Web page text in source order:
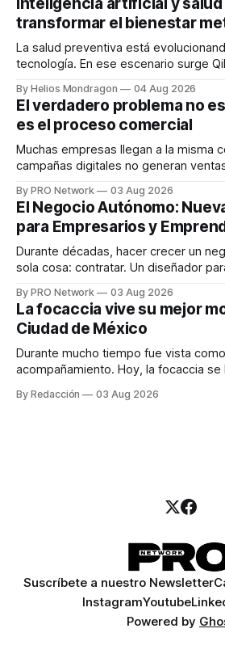
transformar el bienestar
La salud preventiva está
tecnología. En ese escenario surge
dispositivos inteligentes, inteligencia
en tiempo real para ayudar a las
decisiones sobre su salud
responder
By Helios Mondragon 04 Aug 2026
El verdadero problema no
es el proceso comercial
Muchas empresas llegan a la misma
campañas digitales no generan
INTERIUS, el problema suele estar en otro
una entrevista para el podcast SER
marketing digital explicó que
By PRO Network 03 Aug 2026
El Negocio Autónomo:
para Empresarios y
Durante décadas, hacer crecer un
sola cosa: contratar. Un diseñador
para los textos, alguien que supiera
para encontrar prospectos, un
llamadas y mensajes, y —con
By PRO Network 03 Aug 2026
La focaccia vive su mejor
Ciudad de México
Durante mucho tiempo fue vista
acompañamiento. Hoy, la focaccia se
artesanal, ingredientes de calidad y
By Redacción 03 Aug 2026
Suscríbete a nuestro Newsletter
InstagramYoutube
Powered by